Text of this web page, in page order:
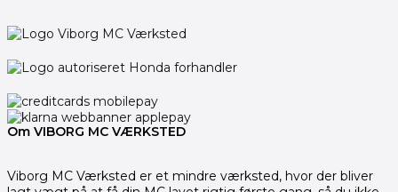
Om VIBORG MC VÆRKSTED
Viborg MC Værksted er et mindre værksted, hvor der bliver